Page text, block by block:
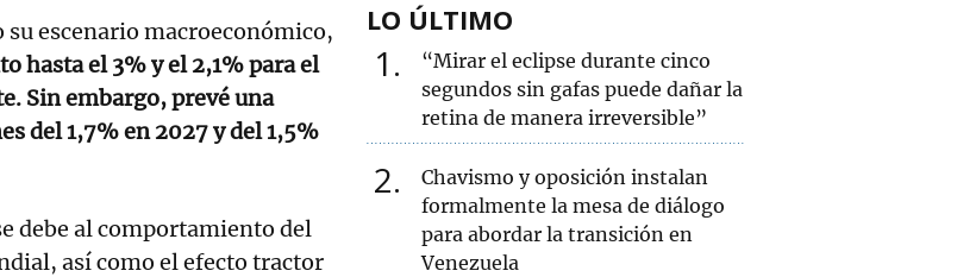
su escenario macroeconómico,
hasta el 3% y el 2,1% para el
Sin embargo, prevé una
del 1,7% en 2027 y del 1,5%
debe al comportamiento del
así como el efecto tractor
LO ÚLTIMO
1
“Mirar el eclipse durante cinco
segundos sin gafas puede dañar la
retina de manera irreversible”
2
Chavismo y oposición instalan
formalmente la mesa de diálogo
para abordar la transición en
Venezuela